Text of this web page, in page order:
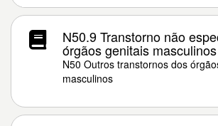
N50.9 Transtorno não
órgãos genitais masculinos
N50 Outros transtornos dos
masculinos